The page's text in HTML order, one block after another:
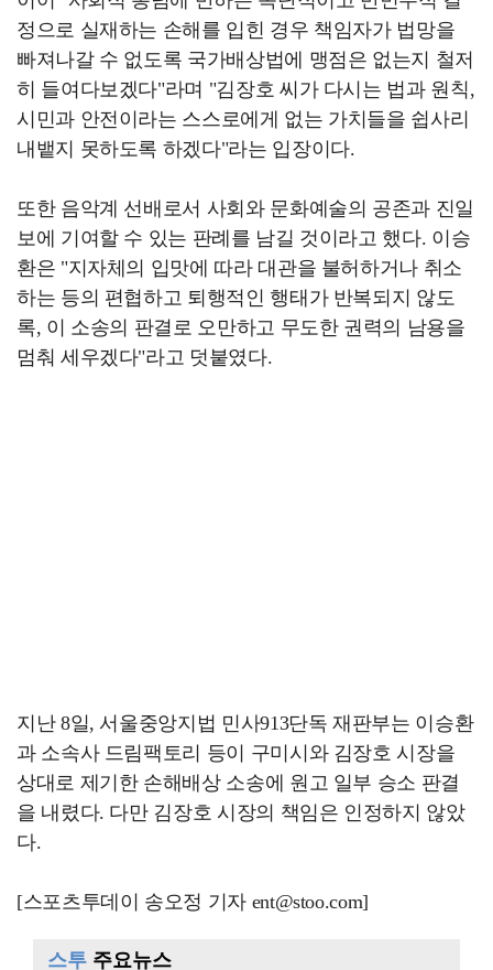
정으로 실재하는 손해를 입힌 경우 책임자가 법망을
빠져나갈 수 없도록 국가배상법에 맹점은 없는지 철저
히 들여다보겠다"라며 "김장호 씨가 다시는 법과 원칙,
시민과 안전이라는 스스로에게 없는 가치들을 쉽사리
내뱉지 못하도록 하겠다"라는 입장이다.
또한 음악계 선배로서 사회와 문화예술의 공존과 진일
보에 기여할 수 있는 판례를 남길 것이라고 했다. 이승
환은 "지자체의 입맛에 따라 대관을 불허하거나 취소
하는 등의 편협하고 퇴행적인 행태가 반복되지 않도
록, 이 소송의 판결로 오만하고 무도한 권력의 남용을
멈춰 세우겠다"라고 덧붙였다.
지난 8일, 서울중앙지법 민사913단독 재판부는 이승환
과 소속사 드림팩토리 등이 구미시와 김장호 시장을
상대로 제기한 손해배상 소송에 원고 일부 승소 판결
을 내렸다. 다만 김장호 시장의 책임은 인정하지 않았
다.
[스포츠투데이 송오정 기자 ent@stoo.com]
스투 주요뉴스